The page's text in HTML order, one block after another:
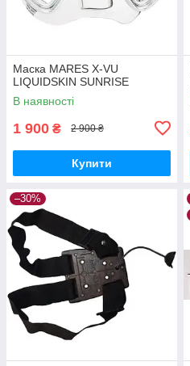
Маска MARES X-VU
LIQUIDSKIN SUNRISE
В наявності
1 900 ₴ 2 900 ₴
Купити
–30%